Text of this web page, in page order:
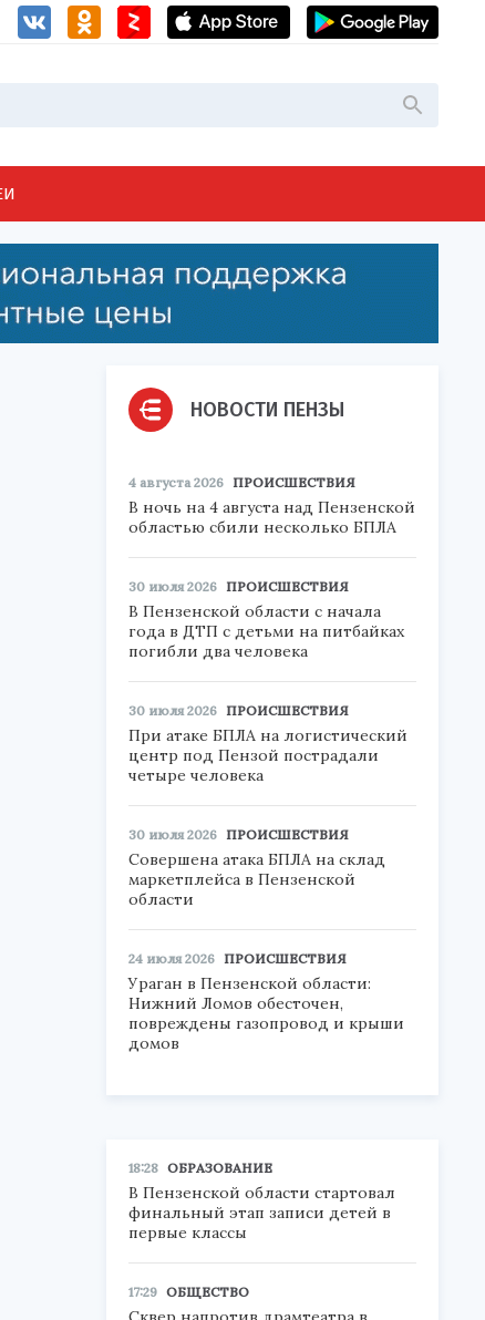
НОВОСТИ ПЕНЗЫ
4 августа 2026 ПРОИСШЕСТВИЯ
В ночь на 4 августа над Пензенской
областью сбили несколько БПЛА
30 июля 2026 ПРОИСШЕСТВИЯ
В Пензенской области с начала
года в ДТП с детьми на питбайках
погибли два человека
30 июля 2026 ПРОИСШЕСТВИЯ
При атаке БПЛА на логистический
центр под Пензой пострадали
четыре человека
30 июля 2026 ПРОИСШЕСТВИЯ
Совершена атака БПЛА на склад
маркетплейса в Пензенской
области
24 июля 2026 ПРОИСШЕСТВИЯ
Ураган в Пензенской области:
Нижний Ломов обесточен,
повреждены газопровод и крыши
домов
18:28 ОБРАЗОВАНИЕ
В Пензенской области стартовал
финальный этап записи детей в
первые классы
17:29 ОБЩЕСТВО